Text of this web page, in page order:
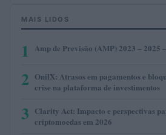
MAIS LIDOS
1 Amp de Previsão (AMP) 2023 – 2025
2 OnilX: Atrasos em pagamentos e
crise na plataforma de investimentos
3 Clarity Act: Impacto e perspectivas
criptomoedas em 2026